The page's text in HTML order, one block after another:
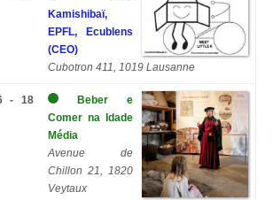
Kamishibaï,
EPFL, Ecublens
(CEO)
Cubotron 411, 1019 Lausanne
- 18
Beber e
Comer na Idade
Média
Avenue de
Chillon 21, 1820
Veytaux